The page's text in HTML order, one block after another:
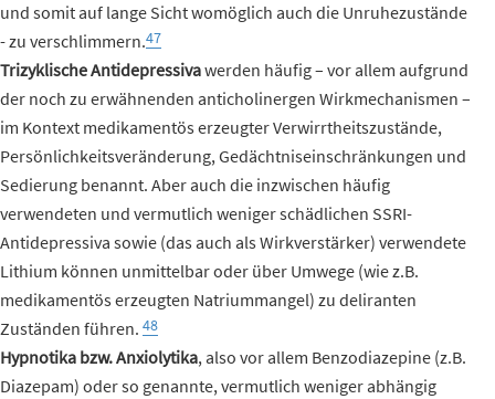
und somit auf lange Sicht womöglich auch die Unruhezustände
- zu verschlimmern.47
Trizyklische Antidepressivawerden häufig – vor allem aufgrund
der noch zu erwähnenden anticholinergen Wirkmechanismen –
im Kontext medikamentös erzeugter Verwirrtheitszustände,
Persönlichkeitsveränderung, Gedächtniseinschränkungen und
Sedierung benannt. Aber auch die inzwischen häufig
verwendeten und vermutlich weniger schädlichen SSRI-
Antidepressiva sowie (das auch als Wirkverstärker) verwendete
Lithium können unmittelbar oder über Umwege (wie z.B.
medikamentös erzeugten Natriummangel) zu deliranten
Zuständen führen. 48
Hypnotika bzw. Anxiolytika, also vor allem Benzodiazepine (z.B.
Diazepam) oder so genannte, vermutlich weniger abhängig